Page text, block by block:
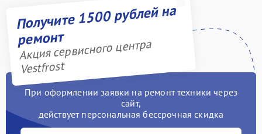
Получите 1500 рублей на
ремонт
Акция сервисного центра
Vestfrost
При оформлении заявки на ремонт техники через
сайт,
действует персональная бессрочная скидка